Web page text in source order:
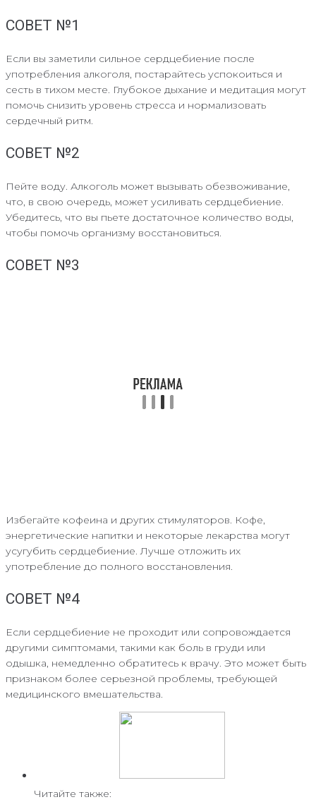
СОВЕТ №1
Если вы заметили сильное сердцебиение после
употребления алкоголя, постарайтесь успокоиться и
сесть в тихом месте. Глубокое дыхание и медитация могут
помочь снизить уровень стресса и нормализовать
сердечный ритм.
СОВЕТ №2
Пейте воду. Алкоголь может вызывать обезвоживание,
что, в свою очередь, может усиливать сердцебиение.
Убедитесь, что вы пьете достаточное количество воды,
чтобы помочь организму восстановиться.
СОВЕТ №3
Избегайте кофеина и других стимуляторов. Кофе,
энергетические напитки и некоторые лекарства могут
усугубить сердцебиение. Лучше отложить их
употребление до полного восстановления.
СОВЕТ №4
Если сердцебиение не проходит или сопровождается
другими симптомами, такими как боль в груди или
одышка, немедленно обратитесь к врачу. Это может быть
признаком более серьезной проблемы, требующей
медицинского вмешательства.
Читайте также: